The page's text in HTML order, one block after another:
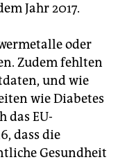
Jahr 2017.
oder
Zudem fehlten
und wie
wie Diabetes
das EU-
dass die
Gesundheit